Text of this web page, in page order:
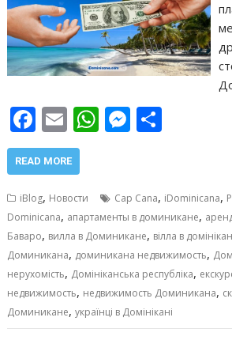
F
ac
e
b
o
o
k
E
m
ai
l
W
s
A
p
p
M
e
n
g
er
р
а
в
и
т
ь
READ MORE
iBlog, Новости Cap Cana, iDominicana,
Dominicana, апартаменты в доминикане,
Баваро, вилла в Доминикане, вілла в
Доминикана, доминикана недвижимость,
нерухомість, Домініканська республіка,
недвижимость, недвижимость Доминикана,
Доминикане,українці в Домінікані